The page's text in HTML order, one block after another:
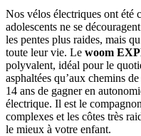
Nos vélos électriques ont été
adolescents ne se
les pentes plus raides, mais
toute leur vie. Le woom
polyvalent, idéal pour le
asphaltées qu’aux chemins
14 ans de gagner en
électrique. Il est le
complexes et les côtes très
le mieux à votre enfant.